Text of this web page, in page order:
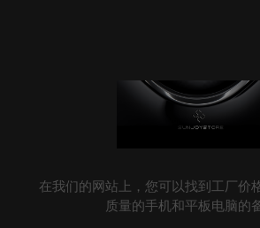
在我们的网站上，您可以找到工厂价
质量的手机和平板电脑的